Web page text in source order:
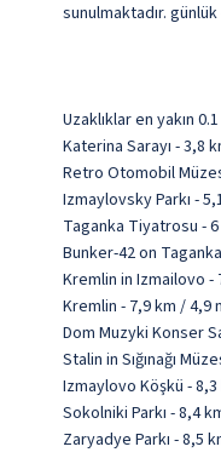
sunulmaktadır.
Uzaklıklar en yakın
Katerina Sarayı - 3,8
Retro Otomobil
Izmaylovsky Parkı -
Taganka Tiyatrosu -
Bunker-42 on
Kremlin in Izmailovo -
Kremlin - 7,9 km / 4,9
Dom Muzyki Konser
Stalin in Sığınağı
Izmaylovo Köşkü -
Sokolniki Parkı - 8,4
Zaryadye Parkı - 8,5